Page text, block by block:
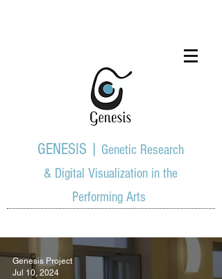
GENESIS | Genetic Research
& Digital Visualization in the
Performing Arts
Genesis Project
Jul 10, 2024